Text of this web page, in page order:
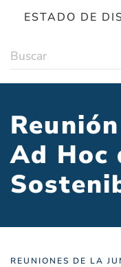
ESTADO DE
Ad Hoc
REUNIONES DE LA